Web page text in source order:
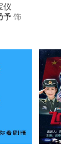
仪
予 饰